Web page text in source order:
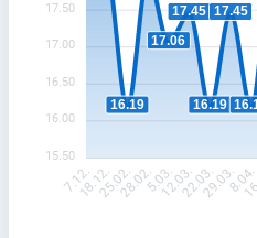
17.50
17.00
16.50
16.00
15.50
16.19
17.06
17.45
16.19
17.45
7.12.
18.12.25.02.28.02.5.03.12.03.22.03.29.03.8.04.